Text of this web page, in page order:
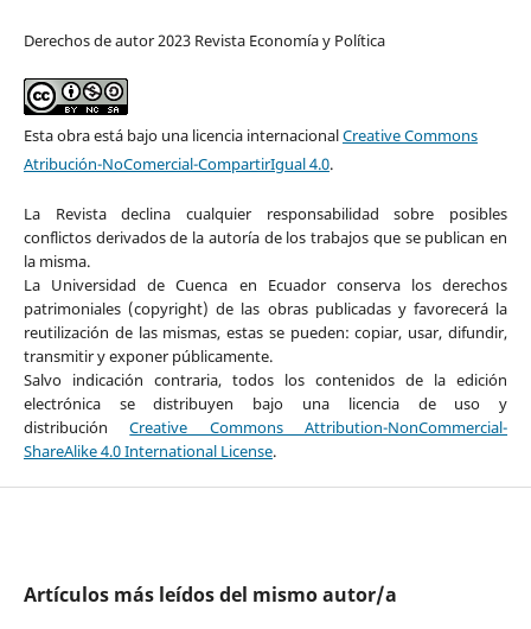
Derechos de autor 2023 Revista Economía y Política
Esta obra está bajo una licencia internacionalCreative Commons
Atribución-NoComercial-CompartirIgual 4.0.
La Revista declina cualquier responsabilidad sobre posibles
conflictos derivados de la autoría de los trabajos que se publican en
la misma.
La Universidad de Cuenca en Ecuador conserva los derechos
patrimoniales (copyright) de las obras publicadas y favorecerá la
reutilización de las mismas, estas se pueden: copiar, usar, difundir,
transmitir y exponer públicamente.
Salvo indicación contraria, todos los contenidos de la edición
electrónica se distribuyen bajo una licencia de uso y
distribuciónCreative Commons Attribution-NonCommercial-
ShareAlike 4.0 International License.
Artículos más leídos del mismo autor/a